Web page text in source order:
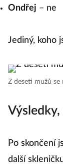
Ondřej – ne
Jediný, koho
Z deseti mužů se
Po skončení
další